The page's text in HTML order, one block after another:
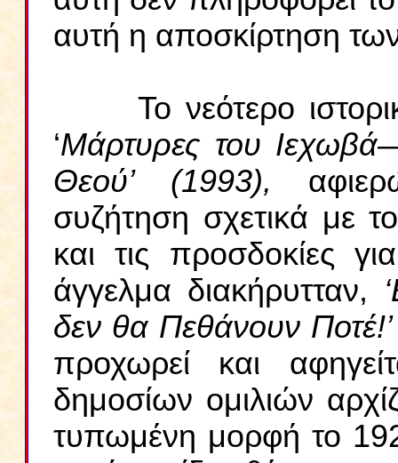
αυτή η αποσκίρτηση
Το νεότερο
‘Μάρτυρες του
Θεού’ (1993),
συζήτηση σχετικά με
και τις προσδοκίες
άγγελμα διακήρυτταν,
δεν θα Πεθάνουν
προχωρεί και
δημοσίων ομιλιών
τυπωμένη μορφή το